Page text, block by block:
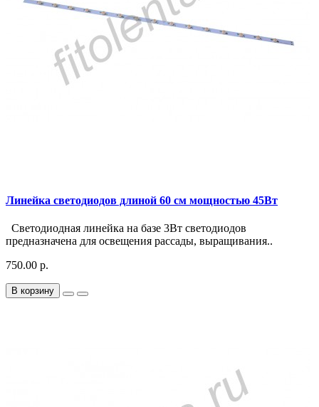
Линейка светодиодов длиной 60 см мощностью 45Вт
Светодиодная линейка на базе 3Вт светодиодов
предназначена для освещения рассады, выращивания..
750.00 р.
В корзину